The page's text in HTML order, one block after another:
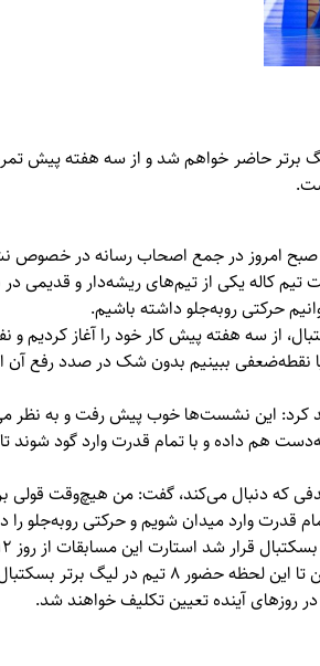
برتر حاضر خواهم شد و از سه هفته پیش
صبح امروز در جمع اصحاب رسانه در خصوص
کاله یکی از تیم‌های ریشه‌دار و قدیمی در
حرکتی روبه‌جلو داشته باشیم.
از سه هفته پیش کار خود را آغاز کردیم
یا نقطه‌ضعفی ببینیم بدون شک در صدد رفع آن
این نشست‌ها خوب پیش رفت و به نظر
هم داده و با تمام قدرت وارد گود شوند
که دنبال می‌کند، گفت: من هیچ‌وقت قولی
قدرت وارد میدان شویم و حرکتی روبه‌جلو را
این رقابت‌ها پنجره نقل‌وانتقالات بسته خواهد شد.
روزهای آینده تعیین تکلیف خواهند شد.